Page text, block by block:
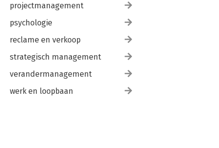
projectmanagement
psychologie
reclame en verkoop
strategisch management
verandermanagement
werk en loopbaan